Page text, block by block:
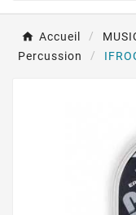
Accueil
Percussion